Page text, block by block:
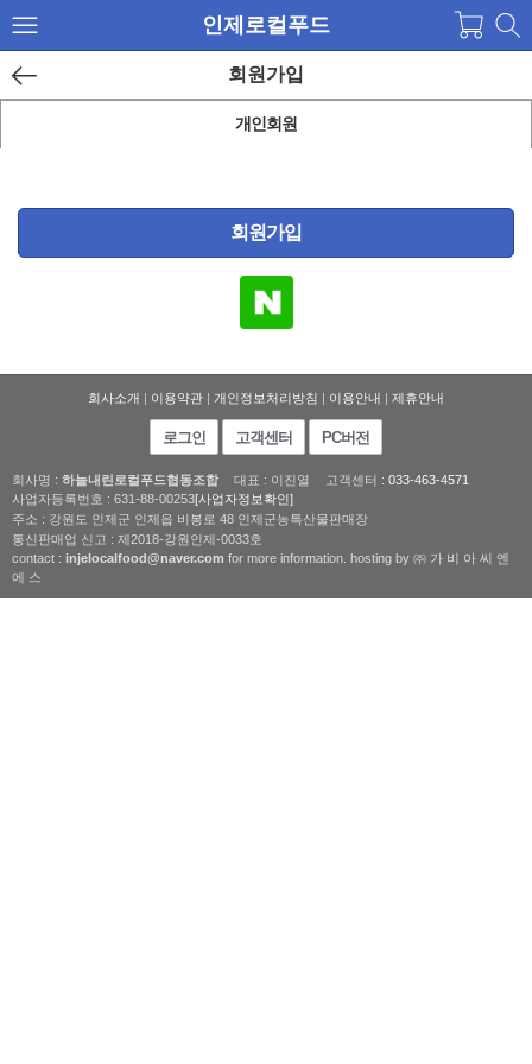
인제로컬푸드
회원가입
개인회원
회사소개 | 이용약관 | 개인정보처리방침 | 이용안내 | 제휴안내
로그인 고객센터 PC버전
회사명 : 하늘내린로컬푸드협동조합 대표 : 이진열 고객센터 : 033-463-4571
사업자등록번호 : 631-88-00253[사업자정보확인]
주소 : 강원도 인제군 인제읍 비봉로 48 인제군농특산물판매장
통신판매업 신고 : 제2018-강원인제-0033호
contact : injelocalfood@naver.com for more information. hosting by ㈜ 가 비 아 씨 엔
에 스